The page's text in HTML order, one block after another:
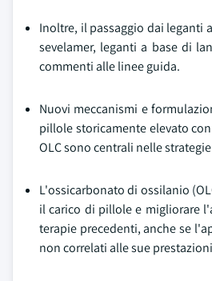
Inoltre, il passaggio dai leganti
sevelamer, leganti a base di
commenti alle linee guida.
Nuovi meccanismi e
pillole storicamente elevato
OLC sono centrali nelle
L'ossicarbonato di ossilanio
il carico di pillole e migliorare
terapie precedenti, anche se
non correlati alle sue